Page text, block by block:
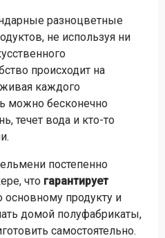
разноцветные
не используя ни
происходит на
каждого
можно бесконечно
течет вода и кто-то
постепенно
что гарантирует
основному продукту и
домой полуфабрикаты,
самостоятельно.